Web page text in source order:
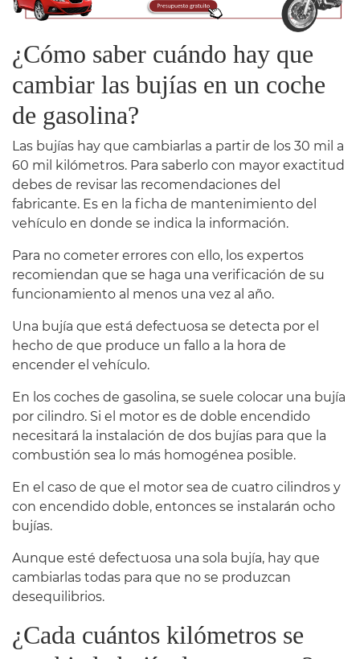
¿Cómo saber cuándo hay que
cambiar las bujías en un coche
de gasolina?
Las bujías hay que cambiarlas a partir de los 30 mil a
60 mil kilómetros. Para saberlo con mayor exactitud
debes de revisar las recomendaciones del
fabricante. Es en la ficha de mantenimiento del
vehículo en donde se indica la información.
Para no cometer errores con ello, los expertos
recomiendan que se haga una verificación de su
funcionamiento al menos una vez al año.
Una bujía que está defectuosa se detecta por el
hecho de que produce un fallo a la hora de
encender el vehículo.
En los coches de gasolina, se suele colocar una bujía
por cilindro. Si el motor es de doble encendido
necesitará la instalación de dos bujías para que la
combustión sea lo más homogénea posible.
En el caso de que el motor sea de cuatro cilindros y
con encendido doble, entonces se instalarán ocho
bujías.
Aunque esté defectuosa una sola bujía, hay que
cambiarlas todas para que no se produzcan
desequilibrios.
¿Cada cuántos kilómetros se